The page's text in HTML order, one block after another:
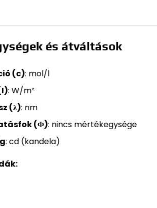
és átváltások
(c): mol/l
: W/m²
(λ): nm
(Φ): nincs mértékegysége
: cd (kandela)